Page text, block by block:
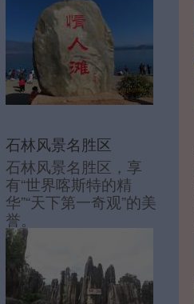
石林风景名胜区
石林风景名胜区，享
有“世界喀斯特的精
华”“天下第一奇观”的美
誉。